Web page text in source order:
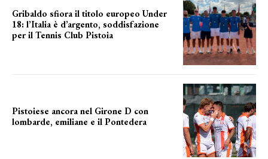
Gribaldo sfiora il titolo europeo Under
18: l’Italia è d’argento, soddisfazione
per il Tennis Club Pistoia
Pistoiese ancora nel Girone D con
lombarde, emiliane e il Pontedera